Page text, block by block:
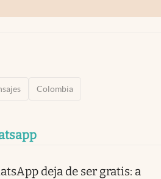
Colombia
deja de ser gratis: a